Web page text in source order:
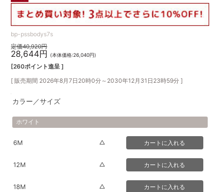
bp-pssbodys7s
定価40,920円
28,644円 (本体価格:26,040円)
[260ポイント進呈 ]
[ 販売期間 2026年8月7日20時0分～ 2030年12月31日23時59分 ]
カラー／サイズ
ホワイト
6M △
12M △
18M △